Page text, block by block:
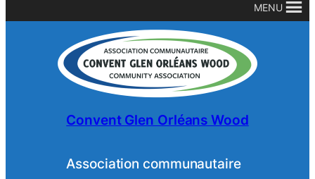
MENU
Convent Glen Orléans Wood
Association communautaire